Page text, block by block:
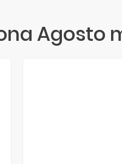
Agosto